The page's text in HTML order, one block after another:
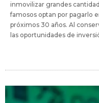
inmovilizar grandes
famosos optan por pagarlo
próximos 30 años. Al
las oportunidades de